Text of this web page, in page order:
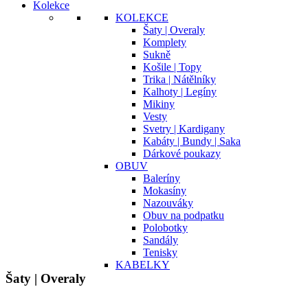
Kolekce
KOLEKCE
Šaty | Overaly
Komplety
Sukně
Košile | Topy
Trika | Nátělníky
Kalhoty | Legíny
Mikiny
Vesty
Svetry | Kardigany
Kabáty | Bundy | Saka
Dárkové poukazy
OBUV
Baleríny
Mokasíny
Nazouváky
Obuv na podpatku
Polobotky
Sandály
Tenisky
KABELKY
Šaty | Overaly